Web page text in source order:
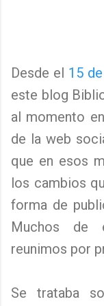
Desde el 15
este blog
al momento
de la web
que en esos
los cambios
forma de
Muchos de
reunimos por
Se trataba